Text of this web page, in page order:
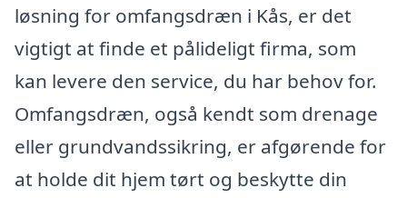
løsning for omfangsdræn i Kås, er det
vigtigt at finde et pålideligt firma, som
kan levere den service, du har behov for.
Omfangsdræn, også kendt som drenage
eller grundvandssikring, er afgørende for
at holde dit hjem tørt og beskytte din